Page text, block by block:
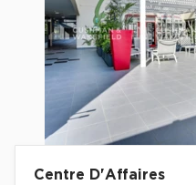
Collections Flex /
Bureaux privés avec
Centre D'Affaires